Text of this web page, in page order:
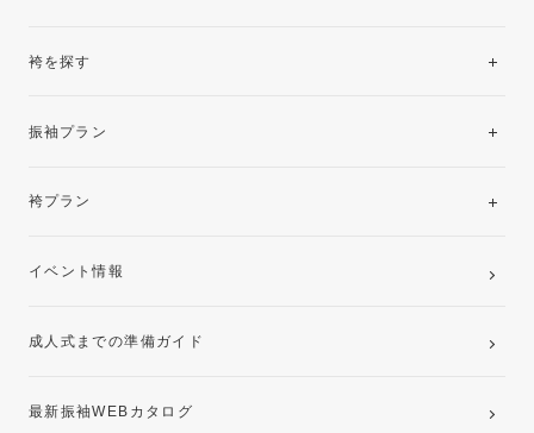
袴を探す
振袖プラン
レンタルプラン
袴プラン
卒業袴レンタルプラン
イベント情報
成人式までの準備ガイド
最新振袖WEBカタログ